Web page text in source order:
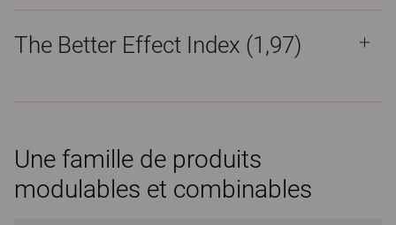
The Better Effect Index (1,97)
Une famille de produits
modulables et combinables